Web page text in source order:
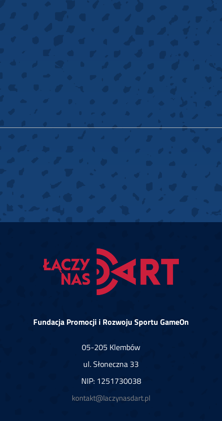
Fundacja Promocji i Rozwoju Sportu GameOn
05-205 Klembów
ul. Słoneczna 33
NIP: 1251730038
kontakt@laczynasdart.pl